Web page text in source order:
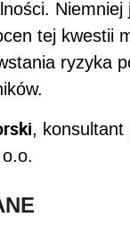
Niemniej
tej kwestii
ryzyka
, konsultant